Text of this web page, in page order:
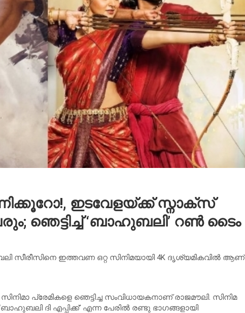
ഇടവേളയ്ക്ക് സ്നാക്സ്
ഞെട്ടിച്ച് ‘ബാഹുബലി’ റൺ ടൈം
സീരീസിനെ ഇത്തവണ ഒറ്റ സിനിമയായി 4K ദൃശ്യമികവിൽ ആണ്
പ്രേമികളെ ഞെട്ടിച്ച സംവിധായകനാണ് രാജമൗലി. സിനിമ
ദി എപ്പിക്ക്’ എന്ന പേരിൽ രണ്ടു ഭാഗങ്ങളായി